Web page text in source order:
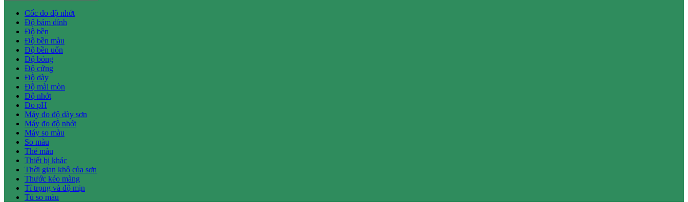
Cốc đo độ nhớt
Độ bám dính
Độ bền
Độ bền màu
Độ bền uốn
Độ bóng
Độ cứng
Độ dày
Độ mài mòn
Độ nhớt
Đo pH
Máy đo độ dày sơn
Máy đo độ nhớt
Máy so màu
So màu
Thẻ màu
Thiết bị khác
Thời gian khô của sơn
Thước kéo màng
Tỉ trọng và độ mịn
Tủ so màu